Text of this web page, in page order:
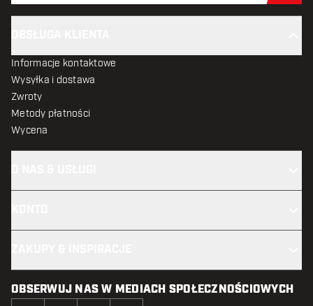
Informacje kontaktowe
Wysyłka i dostawa
Zwroty
Metody płatności
Wycena
OBSERWUJ NAS W MEDIACH SPOŁECZNOŚCIOWYCH